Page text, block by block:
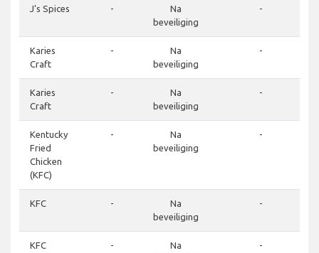
J's Spices -
Na
beveiliging
-
Karies
Craft
-
Na
beveiliging
-
Karies
Craft
-
Na
beveiliging
-
Kentucky
Fried
Chicken
(KFC)
-
Na
beveiliging
-
KFC -
Na
beveiliging
-
KFC -
Na
-